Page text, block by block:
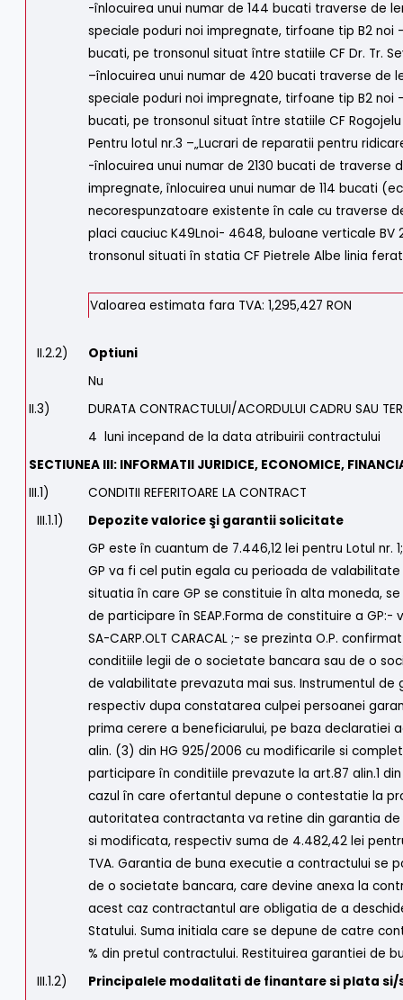
-înlocuirea unui numar de 144 bucati traverse de
speciale poduri noi impregnate, tirfoane tip B2 noi
bucati, pe tronsonul situat între statiile CF Dr. Tr.
–înlocuirea unui numar de 420 bucati traverse de
speciale poduri noi impregnate, tirfoane tip B2
bucati, pe tronsonul situat între statiile CF
Pentru lotul nr.3 –„Lucrari de reparatii pentru
-înlocuirea unui numar de 2130 bucati de
impregnate, înlocuirea unui numar de 114 bucati
necorespunzatoare existente în cale cu traverse
placi cauciuc K49Lnoi- 4648, buloane verticale
tronsonul situati în statia CF Pietrele Albe linia
Valoarea estimata fara TVA: 1,295,427 RON
II.2.2)
Optiuni
Nu
II.3)
DURATA CONTRACTULUI/ACORDULUI CADRU SAU
4 luni incepand de la data atribuirii contractului
SECTIUNEA III: INFORMATII JURIDICE, ECONOMICE,
III.1)
CONDITII REFERITOARE LA CONTRACT
III.1.1)
Depozite valorice şi garantii solicitate
GP este în cuantum de 7.446,12 lei pentru Lotul
GP va fi cel putin egala cu perioada de
situatia în care GP se constituie în alta moneda,
de participare în SEAP.Forma de constituire a GP:-
SA-CARP.OLT CARACAL ;- se prezinta O.P.
conditiile legii de o societate bancara sau de o
de valabilitate prevazuta mai sus. Instrumentul
respectiv dupa constatarea culpei persoanei
prima cerere a beneficiarului, pe baza declaratiei
alin. (3) din HG 925/2006 cu modificarile si
participare în conditiile prevazute la art.87 alin.1
cazul în care ofertantul depune o contestatie la
autoritatea contractanta va retine din garantia de
si modificata, respectiv suma de 4.482,42 lei
TVA. Garantia de buna executie a contractului
de o societate bancara, care devine anexa la
acest caz contractantul are obligatia de a
Statului. Suma initiala care se depune de catre
% din pretul contractului. Restituirea garantiei de
III.1.2)
Principalele modalitati de finantare si plata